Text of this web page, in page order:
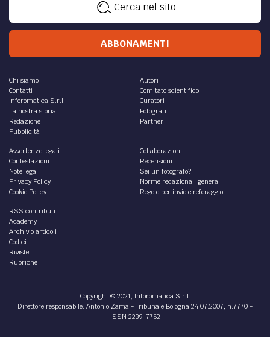
Cerca nel sito
ABBONAMENTI
Chi siamo
Contatti
Inforomatica S.r.l.
La nostra storia
Redazione
Pubblicità
Autori
Comitato scientifico
Curatori
Fotografi
Partner
Avvertenze legali
Contestazioni
Note legali
Privacy Policy
Cookie Policy
Collaborazioni
Recensioni
Sei un fotografo?
Norme redazionali generali
Regole per invio e referaggio
RSS contributi
Academy
Archivio articoli
Codici
Riviste
Rubriche
Copyright © 2021, Inforomatica S.r.l.
Direttore responsabile: Antonio Zama - Tribunale Bologna 24.07.2007, n.7770 -
ISSN 2239-7752